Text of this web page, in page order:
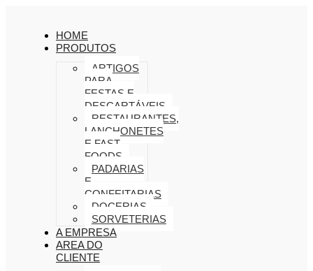
HOME
PRODUTOS
ARTIGOS
PARA
FESTAS E
DESCARTÁVEIS
RESTAURANTES,
LANCHONETES
E FAST
FOODS
PADARIAS
E
CONFEITARIAS
DOCERIAS
SORVETERIAS
A EMPRESA
AREA DO
CLIENTE